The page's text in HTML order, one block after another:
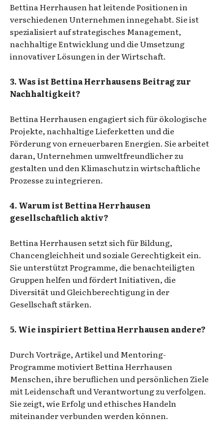
Bettina Herrhausen hat leitende Positionen in
verschiedenen Unternehmen innegehabt. Sie ist
spezialisiert auf strategisches Management,
nachhaltige Entwicklung und die Umsetzung
innovativer Lösungen in der Wirtschaft.
3. Was ist Bettina Herrhausens Beitrag zur
Nachhaltigkeit?
Bettina Herrhausen engagiert sich für ökologische
Projekte, nachhaltige Lieferketten und die
Förderung von erneuerbaren Energien. Sie arbeitet
daran, Unternehmen umweltfreundlicher zu
gestalten und den Klimaschutz in wirtschaftliche
Prozesse zu integrieren.
4. Warum ist Bettina Herrhausen
gesellschaftlich aktiv?
Bettina Herrhausen setzt sich für Bildung,
Chancengleichheit und soziale Gerechtigkeit ein.
Sie unterstützt Programme, die benachteiligten
Gruppen helfen und fördert Initiativen, die
Diversität und Gleichberechtigung in der
Gesellschaft stärken.
5. Wie inspiriert Bettina Herrhausen andere?
Durch Vorträge, Artikel und Mentoring-
Programme motiviert Bettina Herrhausen
Menschen, ihre beruflichen und persönlichen Ziele
mit Leidenschaft und Verantwortung zu verfolgen.
Sie zeigt, wie Erfolg und ethisches Handeln
miteinander verbunden werden können.